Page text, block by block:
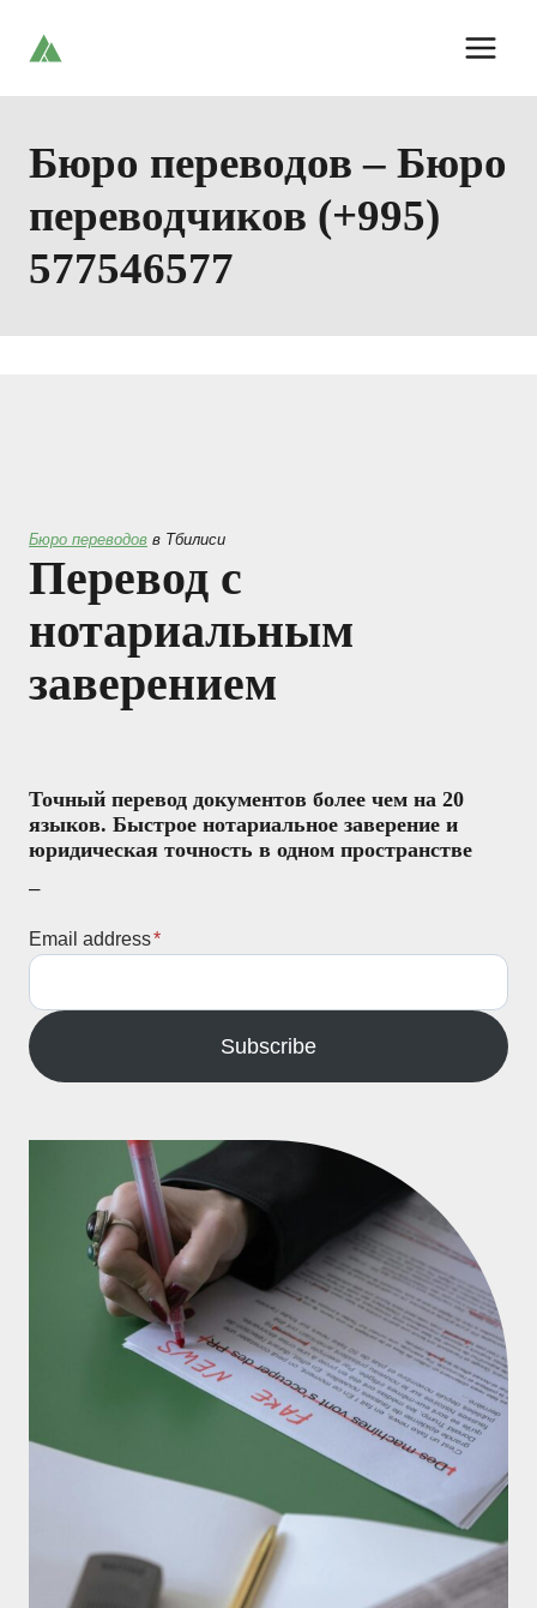
Бюро переводов – Бюро
переводчиков (+995)
577546577
Бюро переводов в Тбилиси
Перевод с
нотариальным
заверением
Точный перевод документов более чем на 20
языков. Быстрое нотариальное заверение и
юридическая точность в одном пространстве
–
Email address*
Subscribe